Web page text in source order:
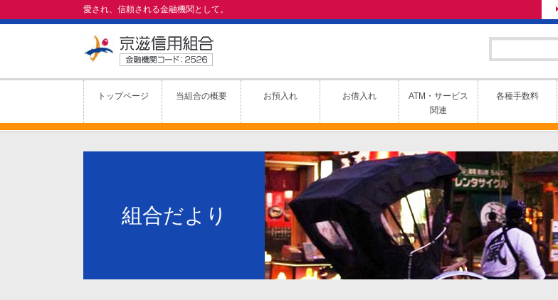
愛され、信頼される金融機関として。
トップページ 当組合の概要 お預入れ お借入れ
ATM・サービス
関連
各種手数料
組合だより